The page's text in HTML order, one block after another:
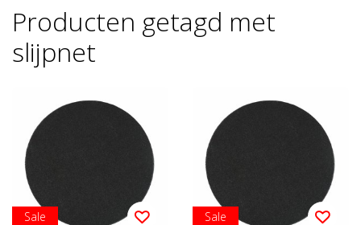
Producten getagd met
slijpnet
Sale Sale